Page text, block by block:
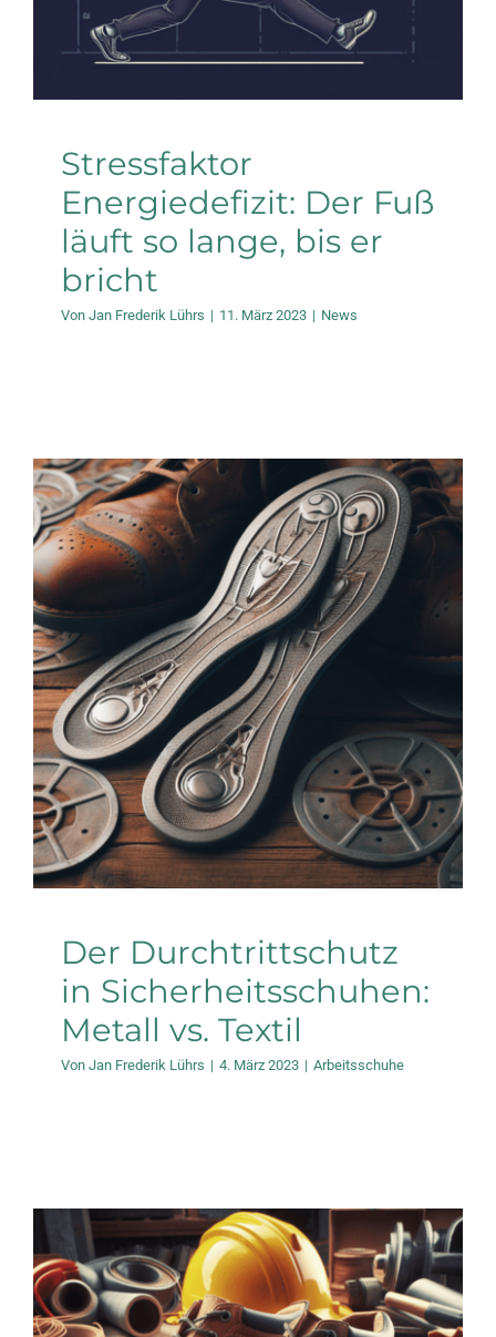
Stressfaktor
Energiedefizit: Der Fuß
läuft so lange, bis er
bricht
Von Jan Frederik Lührs | 11. März 2023 | News
Der Durchtrittschutz in
Sicherheitsschuhen:
Metall vs. Textil
Arbeitsschuhe
Der Durchtrittschutz
in Sicherheitsschuhen:
Metall vs. Textil
Von Jan Frederik Lührs | 4. März 2023 | Arbeitsschuhe